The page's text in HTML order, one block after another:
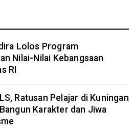
Lolos Program
Nilai-Nilai Kebangsaan
RI
Ratusan Pelajar di Kuningan
Karakter dan Jiwa